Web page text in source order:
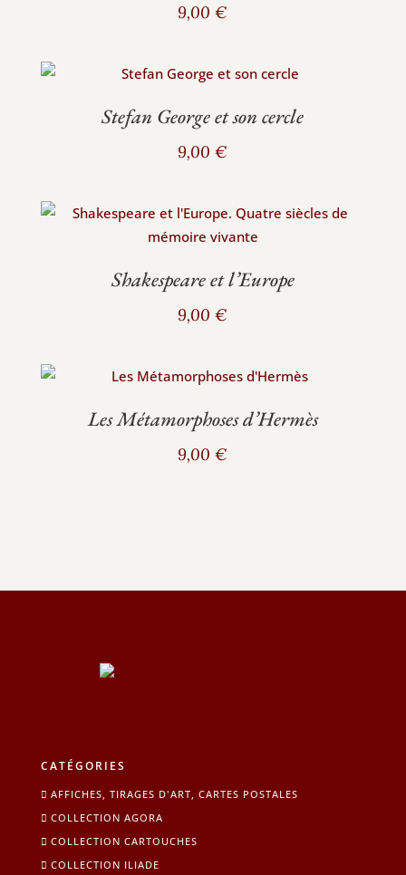
9,00€
Stefan George et son cercle
9,00€
Shakespeare et l’Europe
9,00€
Les Métamorphoses d’Hermès
9,00€
CATÉGORIES
AFFICHES, TIRAGES D'ART, CARTES POSTALES
COLLECTION AGORA
COLLECTION CARTOUCHES
COLLECTION ILIADE